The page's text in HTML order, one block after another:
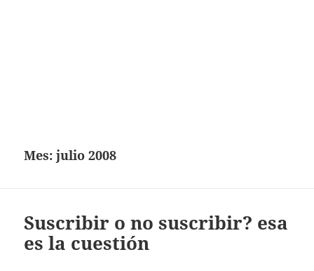
Mes:julio 2008
Suscribir o no suscribir? esa
es la cuestión